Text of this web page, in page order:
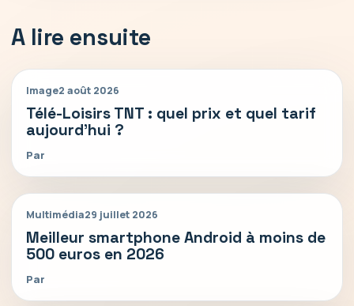
A lire ensuite
Image2 août 2026
Télé-Loisirs TNT : quel prix et quel tarif
aujourd’hui ?
Par
Multimédia29 juillet 2026
Meilleur smartphone Android à moins de
500 euros en 2026
Par